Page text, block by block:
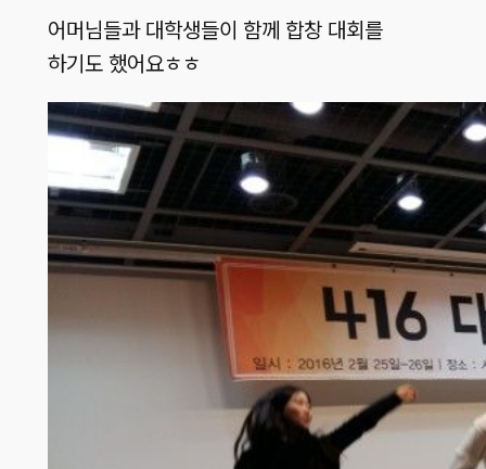
어머님들과 대학생들이 함께 합창 대회를
하기도 했어요ㅎㅎ